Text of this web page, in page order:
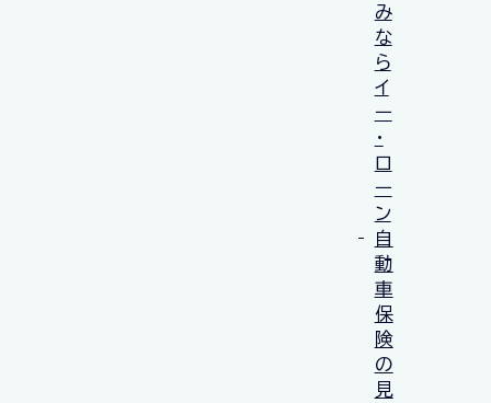
み
な
ら
イ
ー
・
ロ
ー
ン
自
動
車
保
険
の
見